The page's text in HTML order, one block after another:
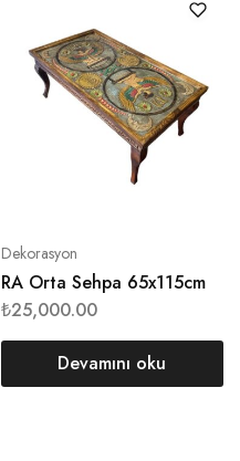
Dekorasyon
RA Orta Sehpa 65x115cm
₺25,000.00
Devamını oku